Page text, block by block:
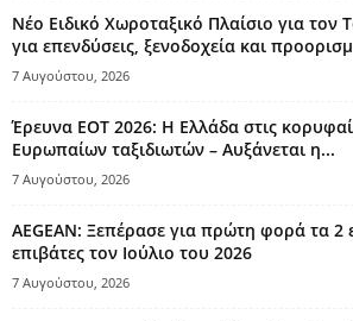
Νέο Ειδικό Χωροταξικό Πλαίσιο για τον
για επενδύσεις, ξενοδοχεία και
7 Αυγούστου, 2026
Έρευνα ΕΟΤ 2026: Η Ελλάδα στις
Ευρωπαίων ταξιδιωτών – Αυξάνεται η...
7 Αυγούστου, 2026
AEGEAN: Ξεπέρασε για πρώτη φορά τα 2
επιβάτες τον Ιούλιο του 2026
7 Αυγούστου, 2026